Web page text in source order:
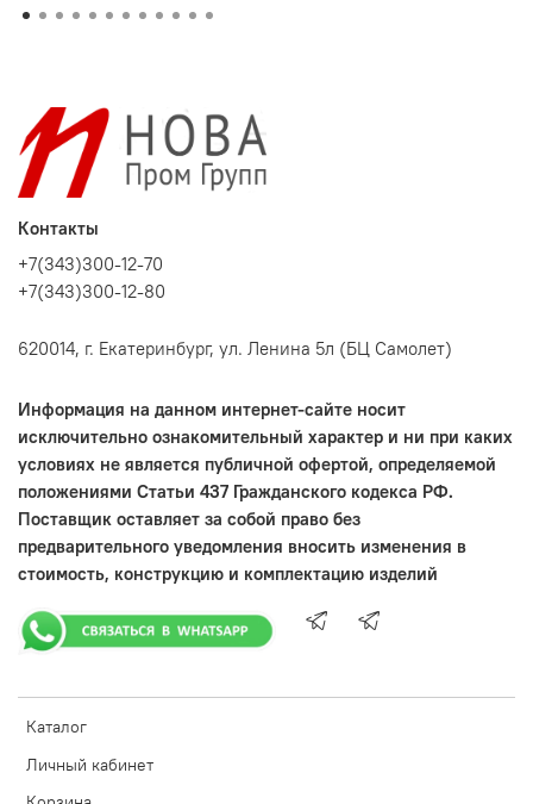
Каталог
Личный кабинет
Контакты
+7(343)300-12-70
+7(343)300-12-80
620014, г. Екатеринбург, ул. Ленина 5л (БЦ Самолет)
Информация на данном интернет-сайте носит
исключительно ознакомительный характер и ни при каких
условиях не является публичной офертой, определяемой
положениями Статьи 437 Гражданского кодекса РФ.
Поставщик оставляет за собой право без
предварительного уведомления вносить изменения в
стоимость, конструкцию и комплектацию изделий